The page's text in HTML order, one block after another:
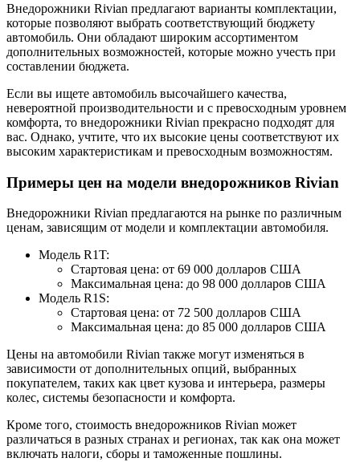
Внедорожники Rivian предлагают варианты комплектации,
которые позволяют выбрать соответствующий бюджету
автомобиль. Они обладают широким ассортиментом
дополнительных возможностей, которые можно учесть при
составлении бюджета.
Если вы ищете автомобиль высочайшего качества,
невероятной производительности и с превосходным уровнем
комфорта, то внедорожники Rivian прекрасно подходят для
вас. Однако, учтите, что их высокие цены соответствуют их
высоким характеристикам и превосходным возможностям.
Примеры цен на модели внедорожников Rivian
Внедорожники Rivian предлагаются на рынке по различным
ценам, зависящим от модели и комплектации автомобиля.
Модель R1T:
Стартовая цена: от 69 000 долларов США
Максимальная цена: до 98 000 долларов США
Модель R1S:
Стартовая цена: от 72 500 долларов США
Максимальная цена: до 85 000 долларов США
Цены на автомобили Rivian также могут изменяться в
зависимости от дополнительных опций, выбранных
покупателем, таких как цвет кузова и интерьера, размеры
колес, системы безопасности и комфорта.
Кроме того, стоимость внедорожников Rivian может
различаться в разных странах и регионах, так как она может
включать налоги, сборы и таможенные пошлины.